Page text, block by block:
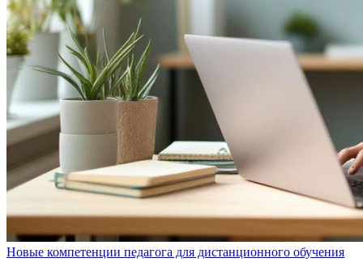
Новые компетенции педагога для дистанционного обучения